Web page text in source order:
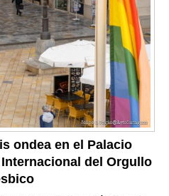
ondea en el Palacio
del Orgullo